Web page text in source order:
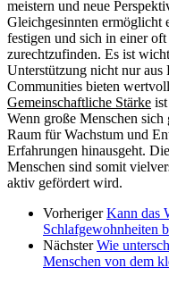
meistern und neue
Gleichgesinnten ermöglicht
festigen und sich in einer
zurechtzufinden. Es ist
Unterstützung nicht nur aus
Communities bieten
Gemeinschaftliche Stärke
Wenn große Menschen sich
Raum für Wachstum und
Erfahrungen hinausgeht.
Menschen sind somit
aktiv gefördert wird.
Vorheriger Kann das
Schlafgewohnheiten
Nächster Wie
Menschen von dem